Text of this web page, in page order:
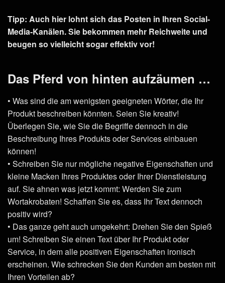
Tipp: Auch hier lohnt sich das Posten in Ihren Social-
Media-Kanälen. Sie bekommen mehr Reichweite und
beugen so vielleicht sogar effektiv vor!
Das Pferd von hinten aufzäumen …
• Was sind die am wenigsten geeigneten Wörter, die Ihr
Produkt beschreiben könnten. Seien Sie kreativ!
Überlegen Sie, wie Sie die Begriffe dennoch in die
Beschreibung Ihres Produkts oder Services einbauen
können!
• Schreiben Sie nur mögliche negative Eigenschaften und
kleine Macken Ihres Produktes oder Ihrer Dienstleistung
auf. Sie ahnen was jetzt kommt: Werden Sie zum
Wortakrobaten! Schaffen Sie es, dass Ihr Text dennoch
positiv wird?
• Das ganze geht auch umgekehrt: Drehen Sie den Spieß
um! Schreiben Sie einen Text über Ihr Produkt oder
Service, in dem alle positiven Eigenschaften ironisch
erscheinen. Wie schrecken Sie den Kunden am besten mit
Ihren Vorteilen ab?